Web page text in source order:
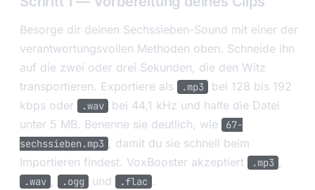
Besorge dir deinen Sechssieben-Sound mit einer der
verantwortungsvollen Methoden oben. Schneide ihn
auf die zwei oder drei Sekunden, die den Witz
transportieren. Exportiere als
.mp3
bei 128 bis 192
kbps oder
.wav
bei 44,1 kHz und halte die Datei
unter 5 MB. Benenne sie deutlich, wie
67-
sechssieben.mp3 , damit du sie schnell beim
Importieren findest. VoxBooster akzeptiert
.mp3 ,
.wav , .ogg und .flac .